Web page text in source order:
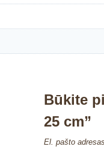
Būkite
25 cm”
El. pašto